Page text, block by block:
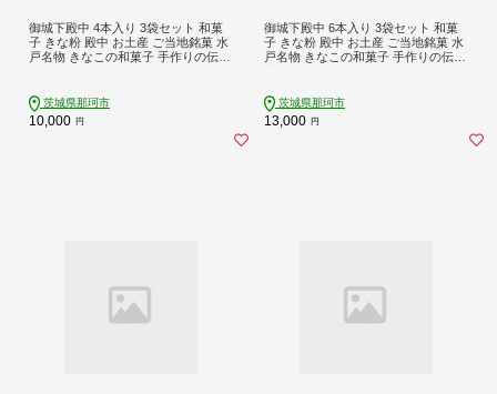
御城下殿中 4本入り 3袋セット 和菓
子 きな粉 殿中 お土産 ご当地銘菓 水
戸名物 きなこの和菓子 手作りの伝統
茨城県那珂市
10,000 円
御城下殿中 6本入り 3袋セット 和菓
子 きな粉 殿中 お土産 ご当地銘菓 水
戸名物 きなこの和菓子 手作りの伝統
茨城県那珂市
13,000 円